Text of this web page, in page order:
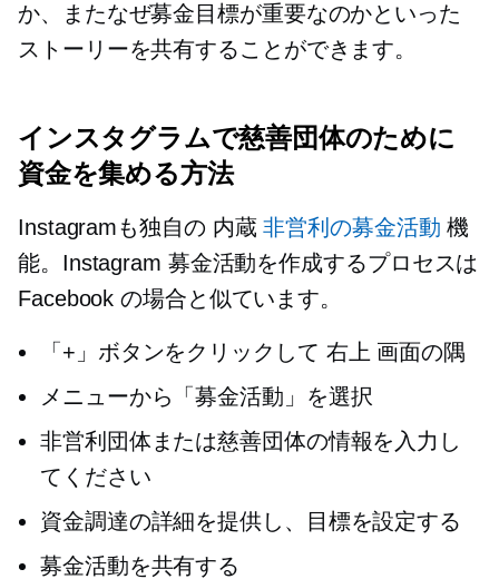
か、またなぜ募金目標が重要なのかといった
ストーリーを共有することができます。
インスタグラムで慈善団体のために
資金を集める方法
Instagramも独自の 内蔵 非営利の募金活動 機
能。Instagram 募金活動を作成するプロセスは
Facebook の場合と似ています。
「+」ボタンをクリックして 右上 画面の隅
メニューから「募金活動」を選択
非営利団体または慈善団体の情報を入力し
てください
資金調達の詳細を提供し、目標を設定する
募金活動を共有する